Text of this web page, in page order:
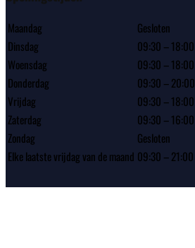
Maandag
Gesloten
Dinsdag
09:30 – 18:00
Woensdag
09:30 – 18:00
Donderdag
09:30 – 20:00
Vrijdag
09:30 – 18:00
Zaterdag
09:30 – 16:00
Zondag
Gesloten
Elke laatste vrijdag van de maand 09:30 – 21:00